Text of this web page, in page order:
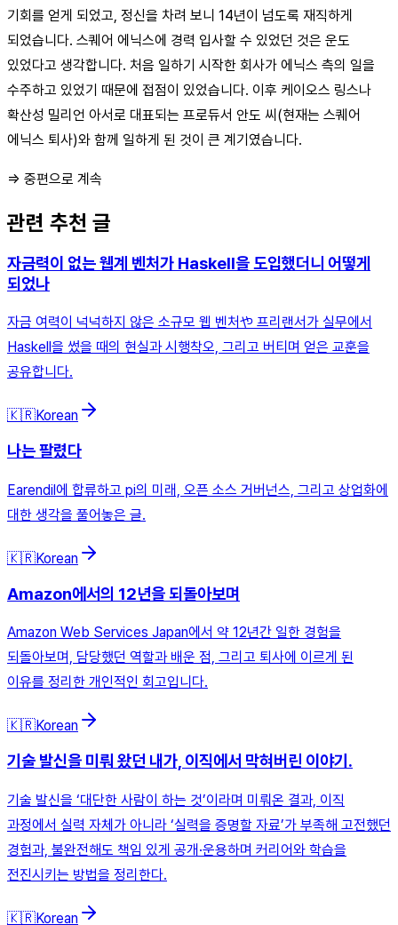
기회를 얻게 되었고, 정신을 차려 보니 14년이 넘도록 재직하게
되었습니다. 스퀘어 에닉스에 경력 입사할 수 있었던 것은 운도
있었다고 생각합니다. 처음 일하기 시작한 회사가 에닉스 측의 일을
수주하고 있었기 때문에 접점이 있었습니다. 이후 케이오스 링스나
확산성 밀리언 아서로 대표되는 프로듀서 안도 씨(현재는 스퀘어
에닉스 퇴사)와 함께 일하게 된 것이 큰 계기였습니다.
⇒ 중편으로 계속
관련 추천 글
자금력이 없는 웹계 벤처가 Haskell을 도입했더니 어떻게
되었나
자금 여력이 넉넉하지 않은 소규모 웹 벤처や 프리랜서가 실무에서
Haskell을 썼을 때의 현실과 시행착오, 그리고 버티며 얻은 교훈을
공유합니다.
🇰🇷Korean
나는 팔렸다
Earendil에 합류하고 pi의 미래, 오픈 소스 거버넌스, 그리고 상업화에
대한 생각을 풀어놓은 글.
🇰🇷Korean
Amazon에서의 12년을 되돌아보며
Amazon Web Services Japan에서 약 12년간 일한 경험을
되돌아보며, 담당했던 역할과 배운 점, 그리고 퇴사에 이르게 된
이유를 정리한 개인적인 회고입니다.
🇰🇷Korean
기술 발신을 미뤄 왔던 내가, 이직에서 막혀버린 이야기.
기술 발신을 ‘대단한 사람이 하는 것’이라며 미뤄온 결과, 이직
과정에서 실력 자체가 아니라 ‘실력을 증명할 자료’가 부족해 고전했던
경험과, 불완전해도 책임 있게 공개·운용하며 커리어와 학습을
전진시키는 방법을 정리한다.
🇰🇷Korean